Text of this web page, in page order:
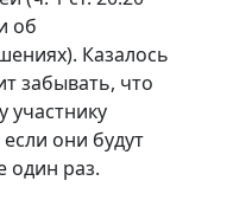
об
Казалось
забывать, что
участнику
они будут
один раз.